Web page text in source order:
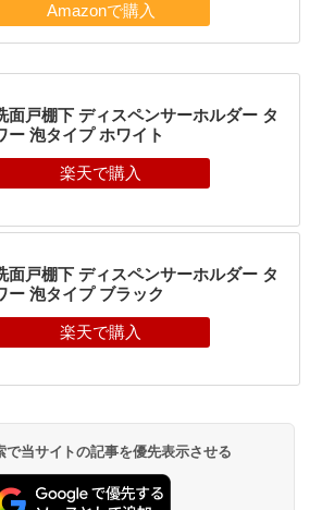
面戸棚下 ディスペンサーホルダー タ
ー 泡タイプ ホワイト
面戸棚下 ディスペンサーホルダー タ
ー 泡タイプ ブラック
当サイトの記事を優先表示させる